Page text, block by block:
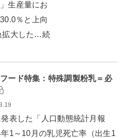
生産量にお
％と上向
大した…続
ード特集：特殊調製粉乳＝必
表した「人口動態統計月報
年1～10月の乳児死亡率（出生1